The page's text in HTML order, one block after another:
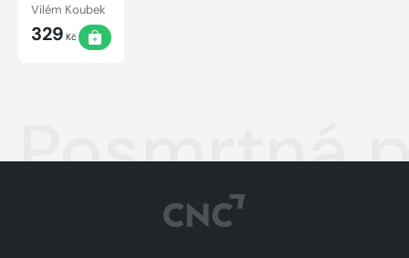
Vilém Koubek
329 Kč
Posmrtná